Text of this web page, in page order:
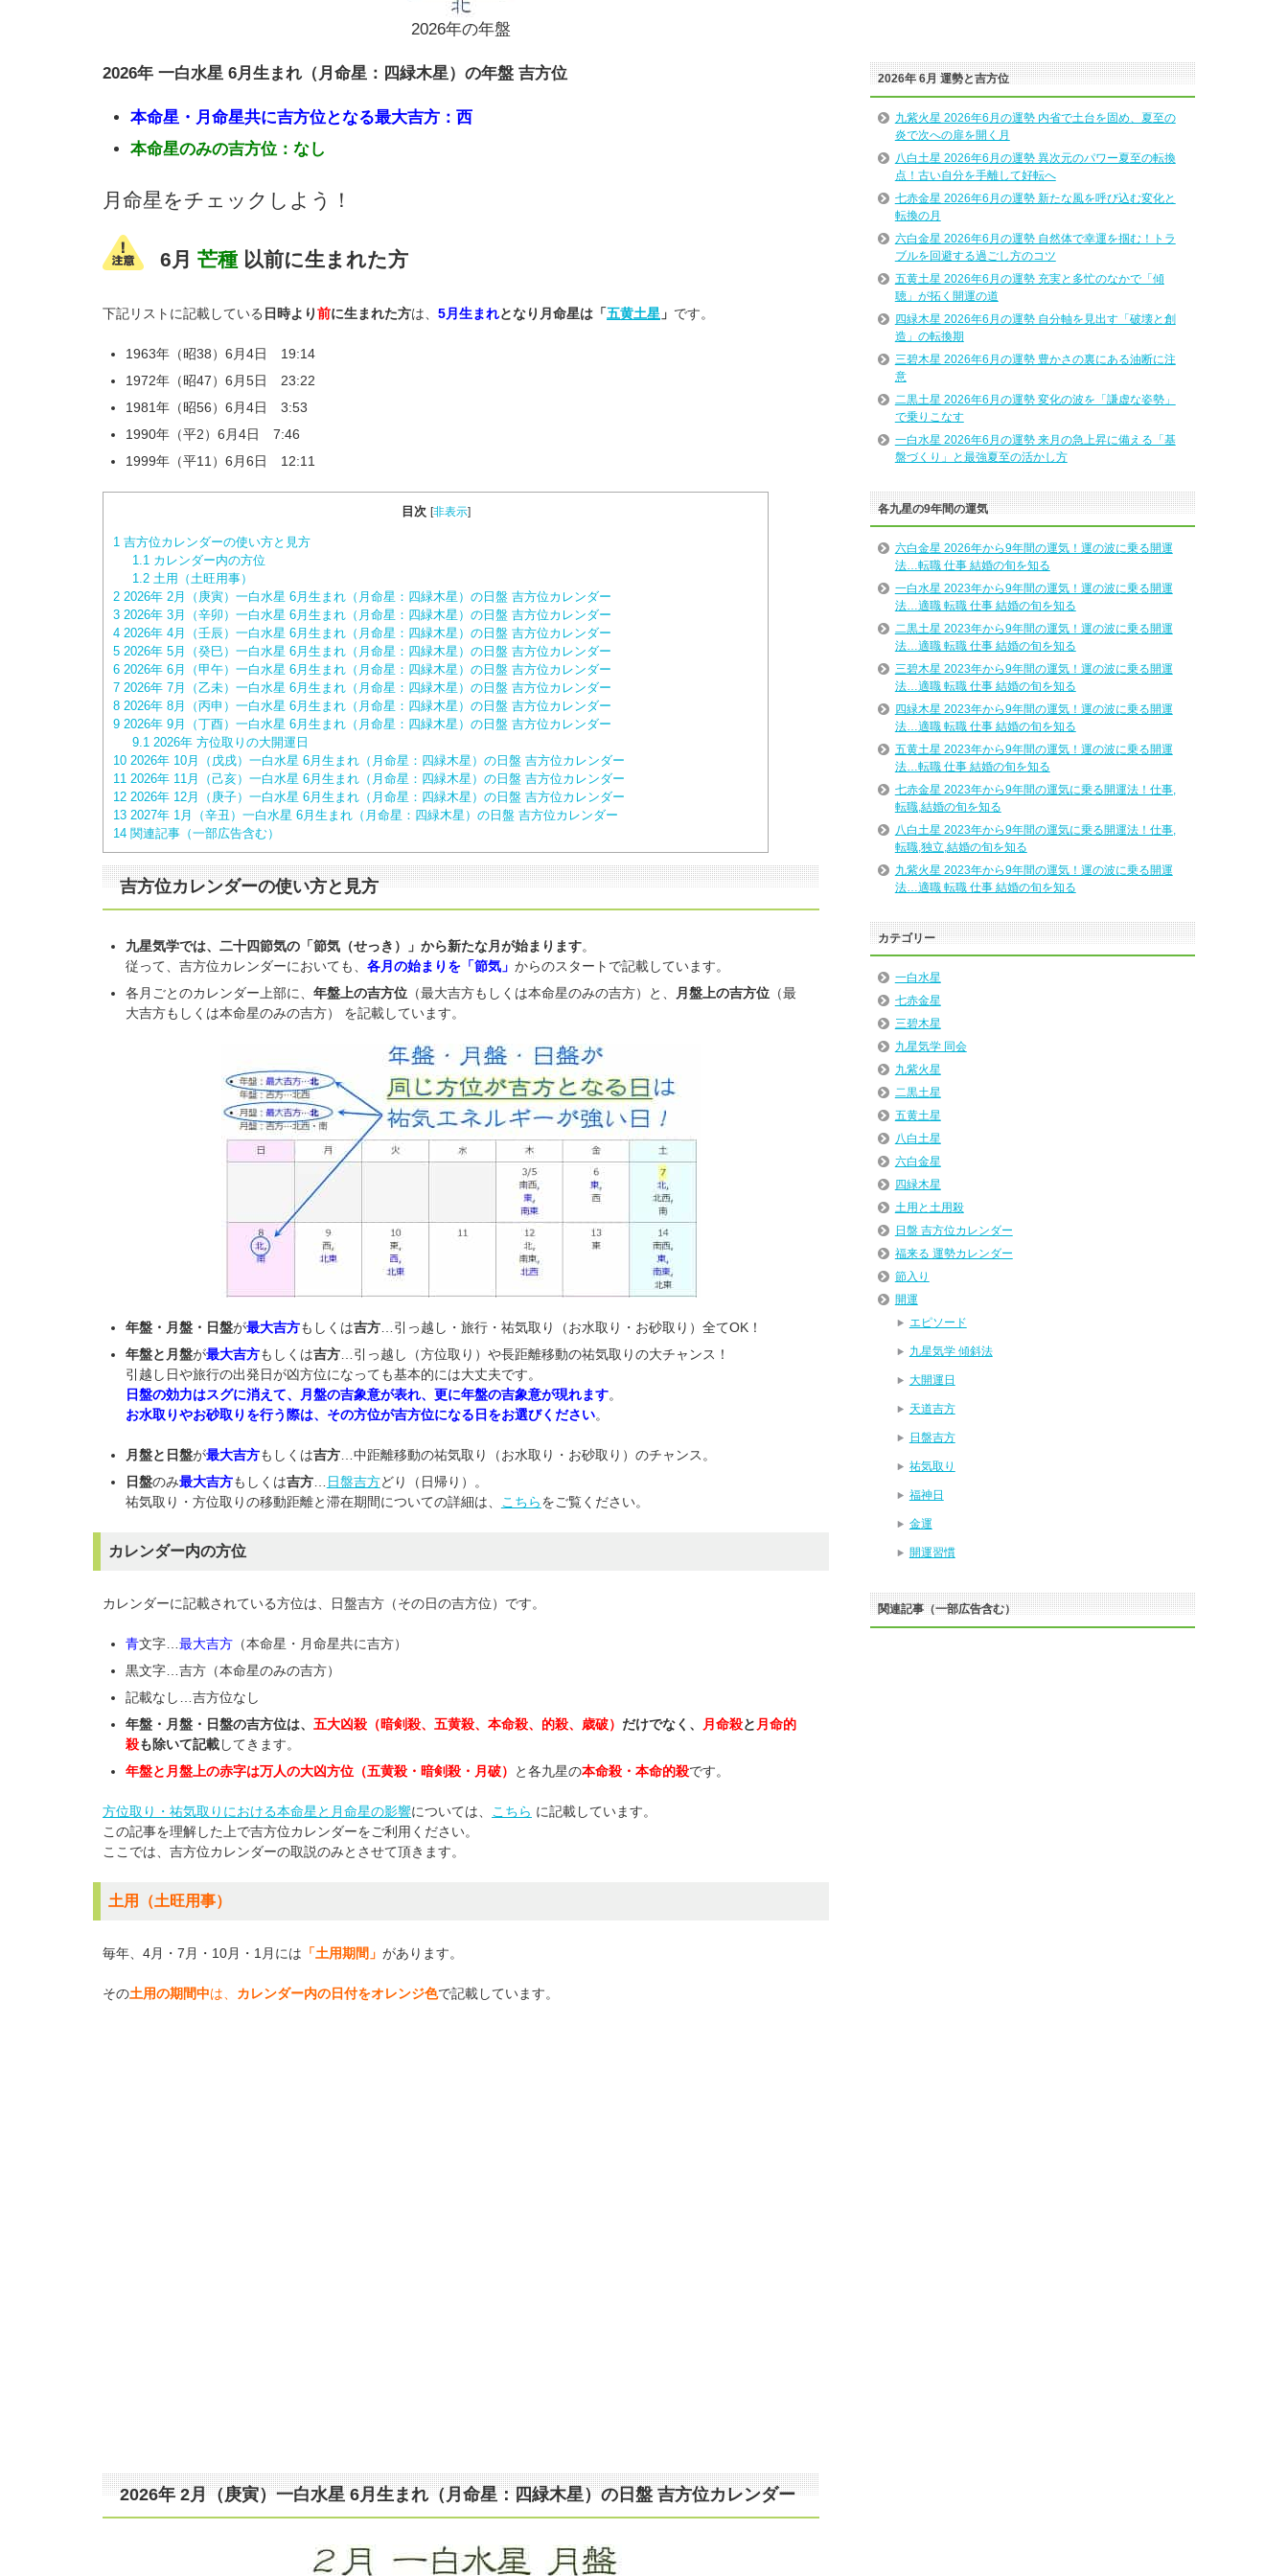
2026年の年盤
2026年 一白水星 6月生まれ（月命星：四緑木星）の年盤 吉方位
本命星・月命星共に吉方位となる最大吉方：西
本命星のみの吉方位：なし
月命星をチェックしよう！
6月 芒種 以前に生まれた方
下記リストに記載している 日時より前に生まれた方は、 5月生まれとなり月命星は「五黄土星 」 です。
1963年（昭38）6月4日 19:14
1972年（昭47）6月5日 23:22
1981年（昭56）6月4日 3:53
1990年（平2）6月4日 7:46
1999年（平11）6月6日 12:11
目次 [非表示]
1 吉方位カレンダーの使い方と見方
1.1カレンダー内の方位
1.2土用（土旺用事）
2 2026年 2月（庚寅）一白水星 6月生まれ（月命星：四緑木星）の日盤 吉方位カレンダー
3 2026年 3月（辛卯）一白水星 6月生まれ（月命星：四緑木星）の日盤 吉方位カレンダー
4 2026年 4月（壬辰）一白水星 6月生まれ（月命星：四緑木星）の日盤 吉方位カレンダー
5 2026年 5月（癸巳）一白水星 6月生まれ（月命星：四緑木星）の日盤 吉方位カレンダー
6 2026年 6月（甲午）一白水星 6月生まれ（月命星：四緑木星）の日盤 吉方位カレンダー
7 2026年 7月（乙未）一白水星 6月生まれ（月命星：四緑木星）の日盤 吉方位カレンダー
8 2026年 8月（丙申）一白水星 6月生まれ（月命星：四緑木星）の日盤 吉方位カレンダー
9 2026年 9月（丁酉）一白水星 6月生まれ（月命星：四緑木星）の日盤 吉方位カレンダー
9.12026年 方位取りの大開運日
10 2026年 10月（戊戌）一白水星 6月生まれ（月命星：四緑木星）の日盤 吉方位カレンダー
11 2026年 11月（己亥）一白水星 6月生まれ（月命星：四緑木星）の日盤 吉方位カレンダー
12 2026年 12月（庚子）一白水星 6月生まれ（月命星：四緑木星）の日盤 吉方位カレンダー
13 2027年 1月（辛丑）一白水星 6月生まれ（月命星：四緑木星）の日盤 吉方位カレンダー
14 関連記事（一部広告含む）
吉方位カレンダーの使い方と見方
九星気学では、二十四節気の「節気（せっき）」から新たな月が始まります。
従って、吉方位カレンダーにおいても、 各月の始まりを「節気」 からのスタートで記載しています。
各月ごとのカレンダー上部に、 年盤上の吉方位（最大吉方もしくは本命星のみの吉方）と、 月盤上の吉方位（最
大吉方もしくは本命星のみの吉方） を記載しています。
年盤・月盤・日盤が最大吉方もしくは吉方…引っ越し・旅行・祐気取り（お水取り・お砂取り）全てOK！
年盤と月盤が最大吉方もしくは吉方…引っ越し（方位取り）や長距離移動の祐気取りの大チャンス！
引越し日や旅行の出発日が凶方位になっても基本的には大丈夫です。
日盤の効力はスグに消えて、月盤の吉象意が表れ、更に年盤の吉象意が現れます。
お水取りやお砂取りを行う際は、その方位が吉方位になる日をお選びください。
月盤と日盤が最大吉方もしくは吉方…中距離移動の祐気取り（お水取り・お砂取り）のチャンス。
日盤のみ最大吉方もしくは吉方… 日盤吉方どり（日帰り）。
祐気取り・方位取りの移動距離と滞在期間についての詳細は、 こちらをご覧ください。
カレンダー内の方位
カレンダーに記載されている方位は、日盤吉方（その日の吉方位）です。
青文字…最大吉方（本命星・月命星共に吉方）
黒文字…吉方（本命星のみの吉方）
記載なし…吉方位なし
年盤・月盤・日盤の吉方位は、 五大凶殺（暗剣殺、五黄殺、本命殺、的殺、歳破） だけでなく、 月命殺と 月命的
殺も除いて記載してきます。
年盤と月盤上の赤字は万人の大凶方位（五黄殺・暗剣殺・月破）
と各九星の本命殺・本命的殺です。
方位取り・祐気取りにおける本命星と月命星の影響については、 こちら に記載しています。
この記事を理解した上で吉方位カレンダーをご利用ください。
ここでは、吉方位カレンダーの取説のみとさせて頂きます。
土用（土旺用事）
毎年、4月・7月・10月・1月には 「土用期間」 があります。
その土用の期間中は、 カレンダー内の日付をオレンジ色で記載しています。
2026年 2月（庚寅）一白水星 6月生まれ（月命星：四緑木星）の日盤 吉方位カレンダー
2026年 6月 運勢と吉方位
九紫火星 2026年6月の運勢 内省で土台を固め、夏至の
炎で次への扉を開く月
八白土星 2026年6月の運勢 異次元のパワー夏至の転換
点！古い自分を手離して好転へ
七赤金星 2026年6月の運勢 新たな風を呼び込む変化と
転換の月
六白金星 2026年6月の運勢 自然体で幸運を掴む！トラ
ブルを回避する過ごし方のコツ
五黄土星 2026年6月の運勢 充実と多忙のなかで「傾
聴」が拓く開運の道
四緑木星 2026年6月の運勢 自分軸を見出す「破壊と創
造」の転換期
三碧木星 2026年6月の運勢 豊かさの裏にある油断に注
意
二黒土星 2026年6月の運勢 変化の波を「謙虚な姿勢」
で乗りこなす
一白水星 2026年6月の運勢 来月の急上昇に備える「基
盤づくり」と最強夏至の活かし方
各九星の9年間の運気
六白金星 2026年から9年間の運気！運の波に乗る開運
法…転職 仕事 結婚の旬を知る
一白水星 2023年から9年間の運気！運の波に乗る開運
法…適職 転職 仕事 結婚の旬を知る
二黒土星 2023年から9年間の運気！運の波に乗る開運
法…適職 転職 仕事 結婚の旬を知る
三碧木星 2023年から9年間の運気！運の波に乗る開運
法…適職 転職 仕事 結婚の旬を知る
四緑木星 2023年から9年間の運気！運の波に乗る開運
法…適職 転職 仕事 結婚の旬を知る
五黄土星 2023年から9年間の運気！運の波に乗る開運
法…転職 仕事 結婚の旬を知る
七赤金星 2023年から9年間の運気に乗る開運法！仕事,
転職,結婚の旬を知る
八白土星 2023年から9年間の運気に乗る開運法！仕事,
転職,独立,結婚の旬を知る
九紫火星 2023年から9年間の運気！運の波に乗る開運
法…適職 転職 仕事 結婚の旬を知る
カテゴリー
一白水星
七赤金星
三碧木星
九星気学 同会
九紫火星
二黒土星
五黄土星
八白土星
六白金星
四緑木星
土用と土用殺
日盤 吉方位カレンダー
福来る 運勢カレンダー
節入り
開運
エピソード
九星気学 傾斜法
大開運日
天道吉方
日盤吉方
祐気取り
福神日
金運
開運習慣
関連記事（一部広告含む）